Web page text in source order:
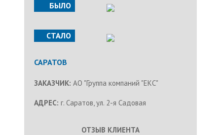
БЫЛО
СТАЛО
САРАТОВ
ЗАКАЗЧИК: АО "Группа компаний "ЕКС"
АДРЕС: г. Саратов, ул. 2-я Садовая
ОТЗЫВ КЛИЕНТА